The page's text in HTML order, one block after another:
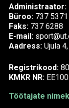
Administraator:
Büroo: 737 5371
Faks: 737 6288
E-mail:
Aadress: Ujula
Registrikood:
KMKR NR:
Töötajate